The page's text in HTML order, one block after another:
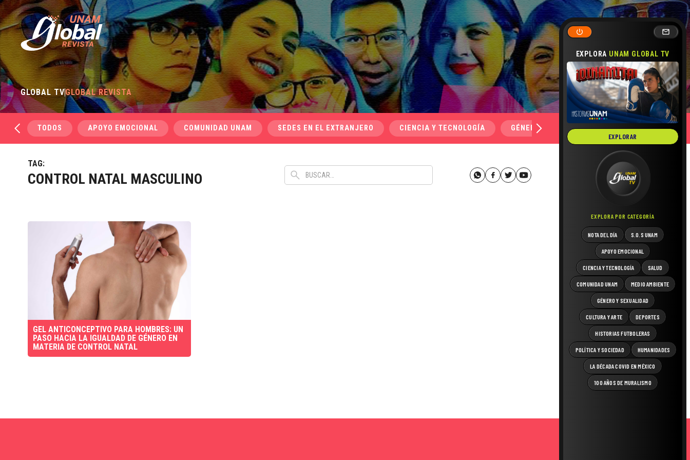
EXPLORA UNAM GLOBAL TV
EXPLORAR
EXPLORA POR CATEGORÍA
NOTA DEL DÍA S.O.S UNAM
APOYO EMOCIONAL
CIENCIA Y TECNOLOGÍA SALUD
COMUNIDAD UNAM MEDIO AMBIENTE
GÉNERO Y SEXUALIDAD
CULTURA Y ARTE DEPORTES
HISTORIAS FUTBOLERAS
POLÍTICA Y SOCIEDAD HUMANIDADES
LA DÉCADA COVID EN MÉXICO
100 AÑOS DE MURALISMO
GLOBAL TVGLOBAL REVISTA
TODOS APOYO EMOCIONAL COMUNIDAD UNAM SEDES EN EL EXTRANJERO CIENCIA Y TECNOLOGÍA GÉNERO Y SEXUALIDAD SALUD
TAG:
CONTROL NATAL MASCULINO
GEL ANTICONCEPTIVO PARA HOMBRES: UN
PASO HACIA LA IGUALDAD DE GÉNERO EN
MATERIA DE CONTROL NATAL